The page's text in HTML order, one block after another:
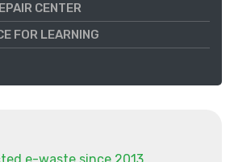
CENTER
FOR LEARNING